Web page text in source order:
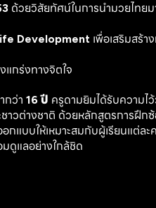
ด้วยวิสัยทัศน์ในการนำมวยไทยม
Development เพื่อเสริมสร้า
แกร่งทางจิตใจ
กว่า 16 ปี ครูดามยิมได้รับความไ
ชาวต่างชาติ ด้วยหลักสูตรการฝึก
กแบบให้เหมาะสมกับผู้เรียนแต่ล
ดูแลอย่างใกล้ชิด